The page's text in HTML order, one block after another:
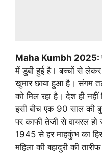
Maha Kumbh 2025:
में डुबी हुई है। बच्चों से
खुमार छाया हुआ है। संगम
को मिल रहा है। देश ही
इसी बीच एक 90 साल की
पर काफी तेजी से वायरल हो
1945 से हर माहकुंभ का
महिला की बहादुरी की